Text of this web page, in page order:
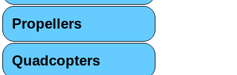
Propellers
Quadcopters